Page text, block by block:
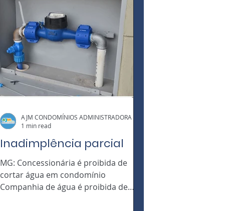
Inadimplência parcial
MG: Concessionária é proibida de
cortar água em condomínio
Companhia de água é proibida de
AJM CONDOMÍNIOS ADMINISTRADORA
1 min read